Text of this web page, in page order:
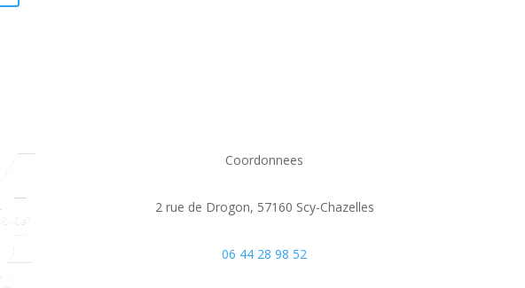
Coordonnees
2 rue de Drogon, 57160 Scy-Chazelles
06 44 28 98 52